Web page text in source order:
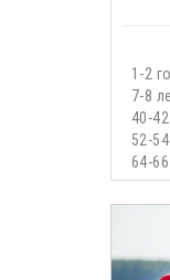
1-2
7-8
40-42
52-54
64-66